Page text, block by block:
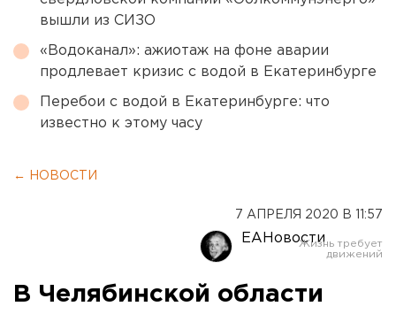
вышли из СИЗО
«Водоканал»: ажиотаж на фоне аварии
продлевает кризис с водой в Екатеринбурге
Перебои с водой в Екатеринбурге: что
известно к этому часу
← НОВОСТИ
7 АПРЕЛЯ 2020 В 11:57
ЕАНовости
В Челябинской области